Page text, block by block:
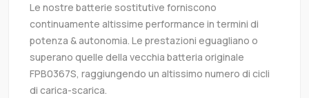
Le nostre batterie sostitutive forniscono
continuamente altissime performance in termini di
potenza & autonomia. Le prestazioni eguagliano o
superano quelle della vecchia batteria originale
FPB0367S, raggiungendo un altissimo numero di cicli
di carica-scarica.